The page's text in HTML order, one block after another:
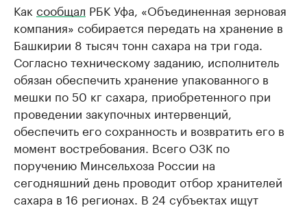
Как сообщал РБК Уфа, «Объединенная зерновая
компания» собирается передать на хранение в
Башкирии 8 тысяч тонн сахара на три года.
Согласно техническому заданию, исполнитель
обязан обеспечить хранение упакованного в
мешки по 50 кг сахара, приобретенного при
проведении закупочных интервенций,
обеспечить его сохранность и возвратить его в
момент востребования. Всего ОЗК по
поручению Минсельхоза России на
сегодняшний день проводит отбор хранителей
сахара в 16 регионах. В 24 субъектах ищут